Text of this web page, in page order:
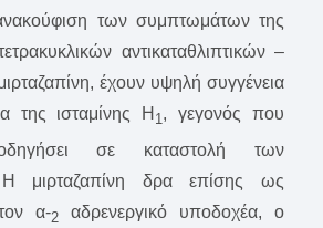
των συμπτωμάτων της
αντικαταθλιπτικών –
έχουν υψηλή συγγένεια
της ισταμίνης H 1, γεγονός που
σε καταστολή των
μιρταζαπίνη δρα επίσης ως
α-2 αδρενεργικό υποδοχέα, ο